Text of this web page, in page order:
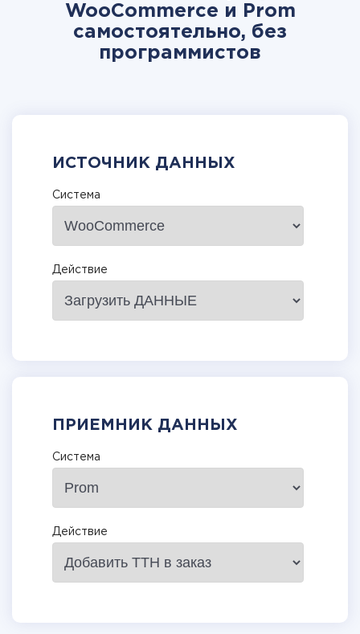
WooCommerce и Prom
самостоятельно, без
программистов
ИСТОЧНИК ДАННЫХ
Система
Действие
ПРИЕМНИК ДАННЫХ
Система
Действие